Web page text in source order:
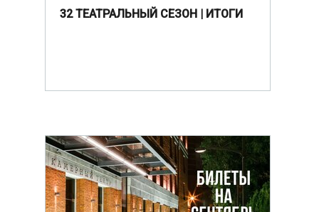
32 ТЕАТРАЛЬНЫЙ СЕЗОН | ИТОГИ